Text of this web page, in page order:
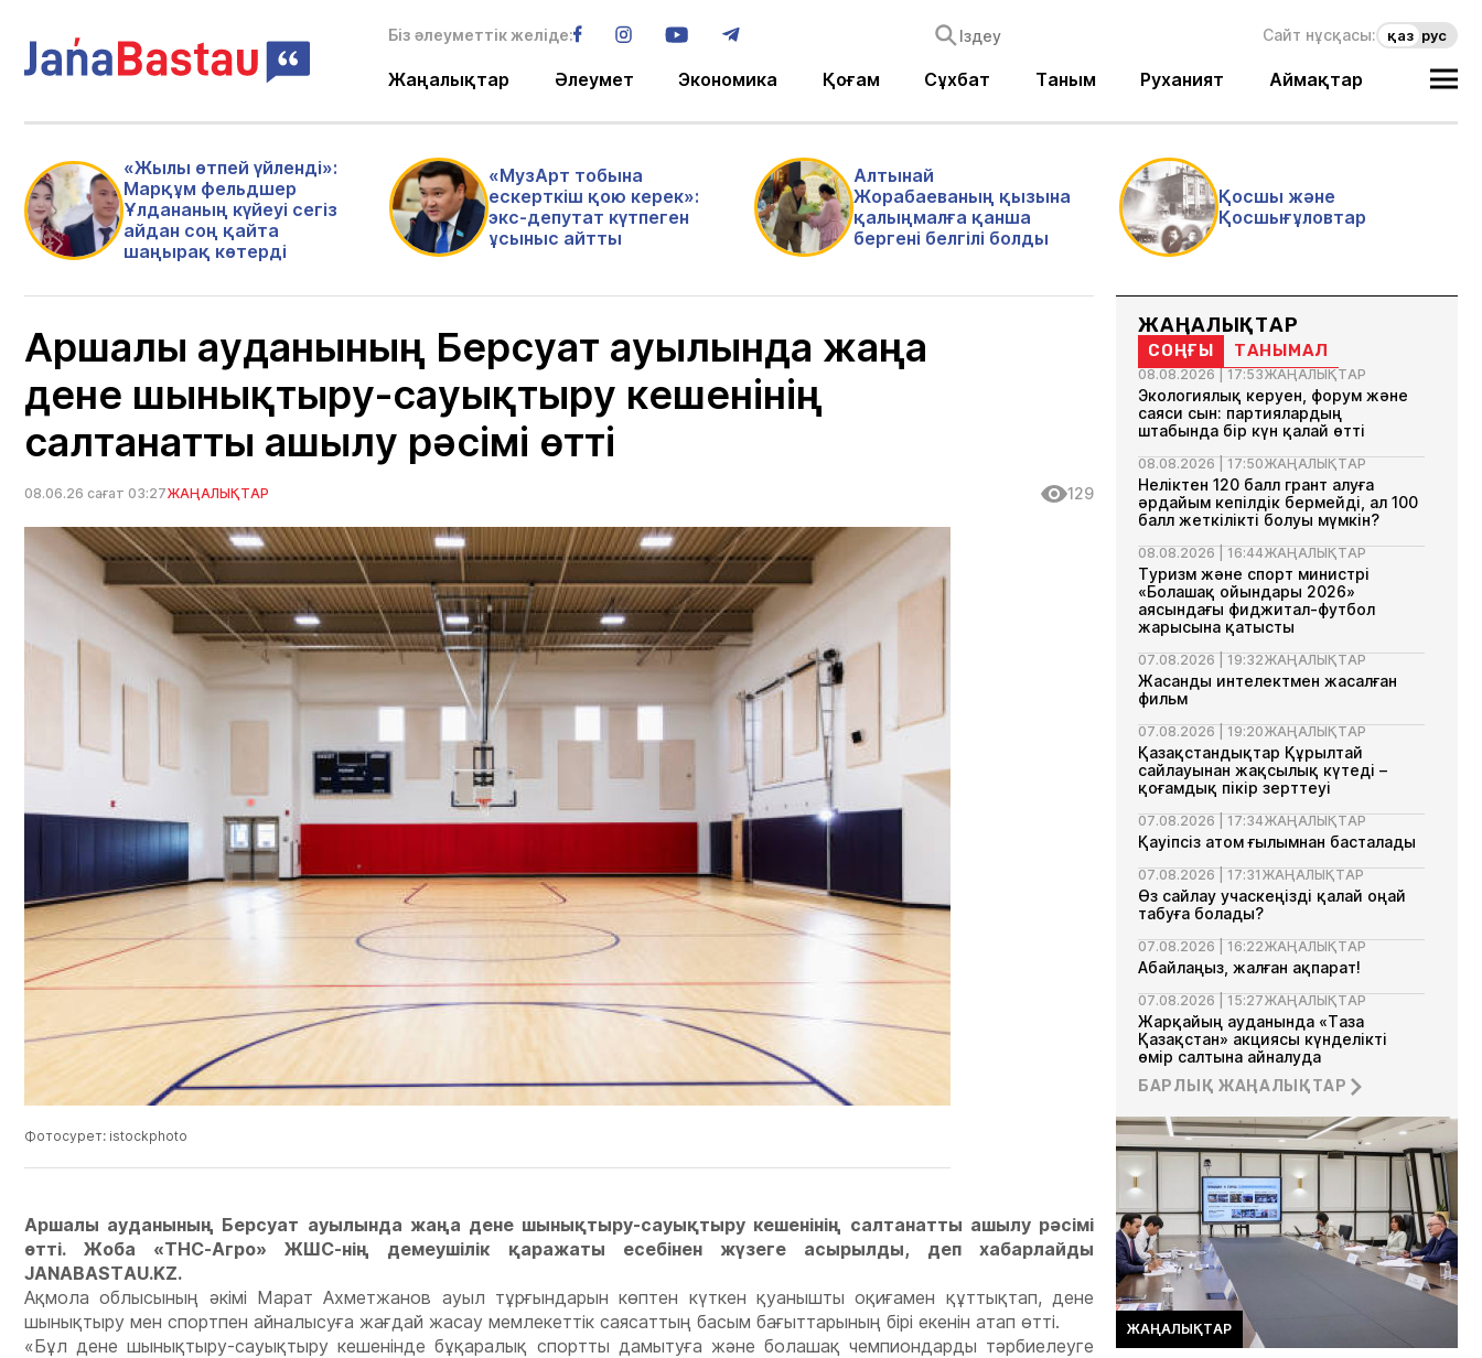
Біз әлеуметтік желіде: Сайт нұсқасы: қаз рус
Жаңалықтар Әлеумет Экономика Қоғам Сұхбат Таным Руханият Аймақтар
«Жылы өтпей үйленді»:
Марқұм фельдшер
Ұлдананың күйеуі сегіз
айдан соң қайта
шаңырақ көтерді
«МузАрт тобына
ескерткіш қою керек»:
экс-депутат күтпеген
ұсыныс айтты
Алтынай
Жорабаеваның қызына
қалыңмалға қанша
бергені белгілі болды
Қосшы және
Қосшығұловтар
Аршалы ауданының Берсуат ауылында жаңа
дене шынықтыру-сауықтыру кешенінің
салтанатты ашылу рәсімі өтті
08.06.26 сағат 03:27ЖАҢАЛЫҚТАР 129
Фотосурет: istockphoto
Аршалы ауданының Берсуат ауылында жаңа дене шынықтыру-сауықтыру кешенінің салтанатты ашылу рәсімі
өтті. Жоба «ТНС-Агро» ЖШС-нің демеушілік қаражаты есебінен жүзеге асырылды, деп хабарлайды
JANABASTAU.KZ.
Ақмола облысының әкімі Марат Ахметжанов ауыл тұрғындарын көптен күткен қуанышты оқиғамен құттықтап, дене
шынықтыру мен спортпен айналысуға жағдай жасау мемлекеттік саясаттың басым бағыттарының бірі екенін атап өтті.
«Бұл дене шынықтыру-сауықтыру кешенінде бұқаралық спортты дамытуға және болашақ чемпиондарды тәрбиелеуге
ЖАҢАЛЫҚТАР
СОҢҒЫ ТАНЫМАЛ
08.08.2026 | 17:53ЖАҢАЛЫҚТАР
Экологиялық керуен, форум және
саяси сын: партиялардың
штабында бір күн қалай өтті
08.08.2026 | 17:50ЖАҢАЛЫҚТАР
Неліктен 120 балл грант алуға
әрдайым кепілдік бермейді, ал 100
балл жеткілікті болуы мүмкін?
08.08.2026 | 16:44ЖАҢАЛЫҚТАР
Туризм және спорт министрі
«Болашақ ойындары 2026»
аясындағы фиджитал-футбол
жарысына қатысты
07.08.2026 | 19:32ЖАҢАЛЫҚТАР
Жасанды интелектмен жасалған
фильм
07.08.2026 | 19:20ЖАҢАЛЫҚТАР
Қазақстандықтар Құрылтай
сайлауынан жақсылық күтеді –
қоғамдық пікір зерттеуі
07.08.2026 | 17:34ЖАҢАЛЫҚТАР
Қауіпсіз атом ғылымнан басталады
07.08.2026 | 17:31 ЖАҢАЛЫҚТАР
Өз сайлау учаскеңізді қалай оңай
табуға болады?
07.08.2026 | 16:22ЖАҢАЛЫҚТАР
Абайлаңыз, жалған ақпарат!
07.08.2026 | 15:27ЖАҢАЛЫҚТАР
Жарқайың ауданында «Таза
Қазақстан» акциясы күнделікті
өмір салтына айналуда
07.08.2026 | 13:35ЖАҢАЛЫҚТАР
жемқорлыққа қарсы комплаенс
мектебі ашылды
БАРЛЫҚ ЖАҢАЛЫҚТАР
ЖАҢАЛЫҚТАР